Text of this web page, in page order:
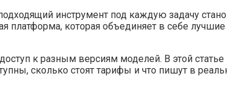
инструмент под каждую задачу
платформа, которая объединяет в себе
к разным версиям моделей. В этой
сколько стоят тарифы и что пишут в